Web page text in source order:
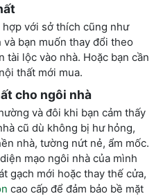
với sở thích cũng như
bạn muốn thay đổi theo
tài lộc vào nhà. Hoặc bạn cần
thất mới mua.
cho ngôi nhà
và đôi khi bạn cảm thấy
cũ dù không bị hư hỏng,
nhà, tường nứt nẻ, ẩm mốc.
mạo ngôi nhà của mình
gạch mới hoặc thay thế cửa,
cao cấp để đảm bảo bề mặt